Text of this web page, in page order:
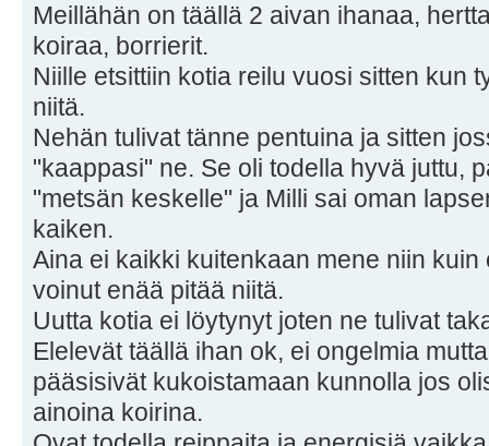
Meillähän on täällä 2 aivan ihanaa,
koiraa, borrierit.
Niille etsittiin kotia reilu vuosi sitten kun
niitä.
Nehän tulivat tänne pentuina ja sitten
"kaappasi" ne. Se oli todella hyvä juttu,
"metsän keskelle" ja Milli sai oman
kaiken.
Aina ei kaikki kuitenkaan mene niin
voinut enää pitää niitä.
Uutta kotia ei löytynyt joten ne tulivat
Elelevät täällä ihan ok, ei ongelmia
pääsisivät kukoistamaan kunnolla jos
ainoina koirina.